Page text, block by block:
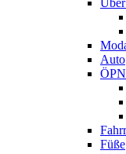
Auto
Füße